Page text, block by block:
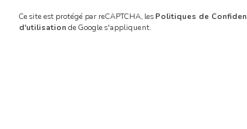
Ce site est protégé par reCAPTCHA, lesPolitiques de
d'utilisation de Google s'appliquent.